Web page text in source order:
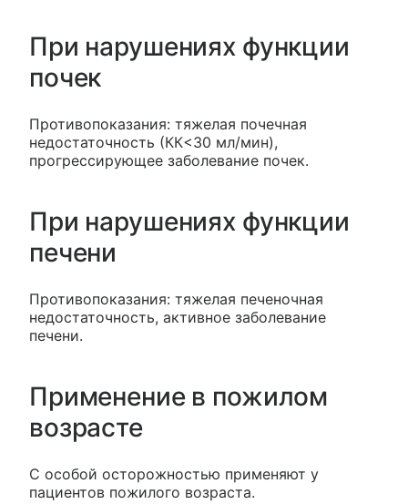
При нарушениях функции
почек
Противопоказания: тяжелая почечная
недостаточность (КК<30 мл/мин),
прогрессирующее заболевание почек.
При нарушениях функции
печени
Противопоказания: тяжелая печеночная
недостаточность, активное заболевание
печени.
Применение в пожилом
возрасте
С особой осторожностью применяют у
пациентов пожилого возраста.